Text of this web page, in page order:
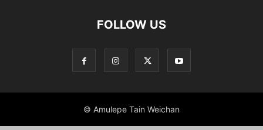
FOLLOW US
© Amulepe Tain Weichan